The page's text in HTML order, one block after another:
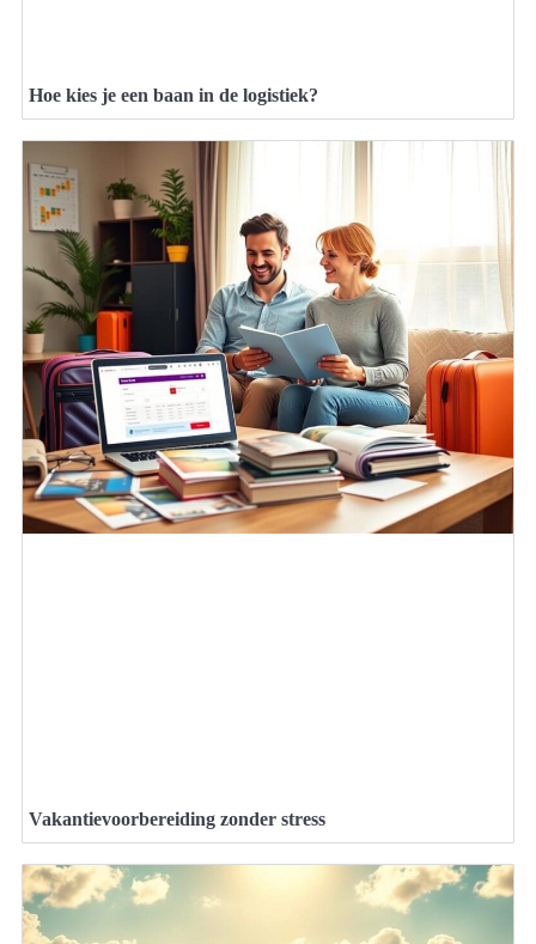
Hoe kies je een baan in de logistiek?
Vakantievoorbereiding zonder stress